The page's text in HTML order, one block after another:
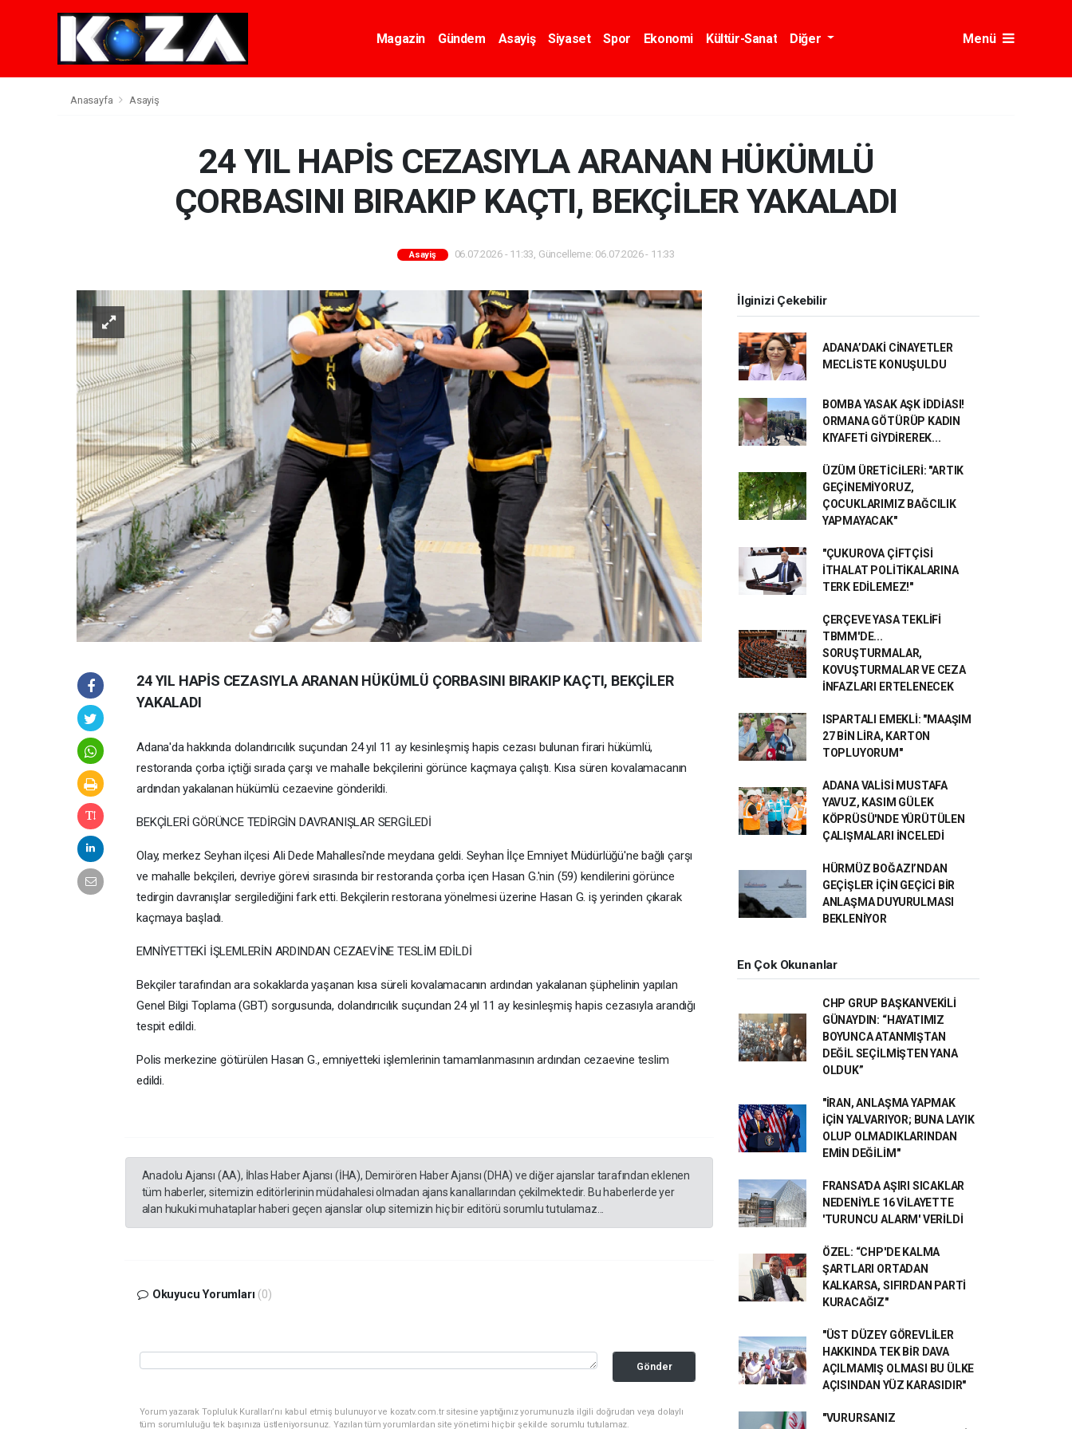
Magazin Gündem Asayiş Siyaset Spor Ekonomi Kültür-Sanat Diğer Menü
Anasayfa Asayiş
24 YIL HAPİS CEZASIYLA ARANAN HÜKÜMLÜ
ÇORBASINI BIRAKIP KAÇTI, BEKÇİLER YAKALADI
Asayiş 06.07.2026 - 11:33, Güncelleme: 06.07.2026 - 11:33
24 YIL HAPİS CEZASIYLA ARANAN HÜKÜMLÜ ÇORBASINI BIRAKIP KAÇTI, BEKÇİLER
YAKALADI
Adana'da hakkında dolandırıcılık suçundan 24 yıl 11 ay kesinleşmiş hapis cezası bulunan firari hükümlü,
restoranda çorba içtiği sırada çarşı ve mahalle bekçilerini görünce kaçmaya çalıştı. Kısa süren kovalamacanın
ardından yakalanan hükümlü cezaevine gönderildi.
BEKÇİLERİ GÖRÜNCE TEDİRGİN DAVRANIŞLAR SERGİLEDİ
Olay, merkez Seyhan ilçesi Ali Dede Mahallesi'nde meydana geldi. Seyhan İlçe Emniyet Müdürlüğü'ne bağlı çarşı
ve mahalle bekçileri, devriye görevi sırasında bir restoranda çorba içen Hasan G.'nin (59) kendilerini görünce
tedirgin davranışlar sergilediğini fark etti. Bekçilerin restorana yönelmesi üzerine Hasan G. iş yerinden çıkarak
kaçmaya başladı.
EMNİYETTEKİ İŞLEMLERİN ARDINDAN CEZAEVİNE TESLİM EDİLDİ
Bekçiler tarafından ara sokaklarda yaşanan kısa süreli kovalamacanın ardından yakalanan şüphelinin yapılan
Genel Bilgi Toplama (GBT) sorgusunda, dolandırıcılık suçundan 24 yıl 11 ay kesinleşmiş hapis cezasıyla arandığı
tespit edildi.
Polis merkezine götürülen Hasan G., emniyetteki işlemlerinin tamamlanmasının ardından cezaevine teslim
edildi.
Anadolu Ajansı (AA), İhlas Haber Ajansı (İHA), Demirören Haber Ajansı (DHA) ve diğer ajanslar tarafından eklenen
tüm haberler, sitemizin editörlerinin müdahalesi olmadan ajans kanallarından çekilmektedir. Bu haberlerde yer
alan hukuki muhataplar haberi geçen ajanslar olup sitemizin hiç bir editörü sorumlu tutulamaz...
Okuyucu Yorumları (0)
Gönder
Yorum yazarak Topluluk Kuralları’nı kabul etmiş bulunuyor ve kozatv.com.tr sitesine yaptığınız yorumunuzla ilgili doğrudan veya dolaylı
tüm sorumluluğu tek başınıza üstleniyorsunuz. Yazılan tüm yorumlardan site yönetimi hiçbir şekilde sorumlu tutulamaz.
İlginizi Çekebilir
ADANA’DAKİ CİNAYETLER
MECLİSTE KONUŞULDU
BOMBA YASAK AŞK İDDİASI!
ORMANA GÖTÜRÜP KADIN
KIYAFETİ GİYDİREREK...
ÜZÜM ÜRETİCİLERİ: "ARTIK
GEÇİNEMİYORUZ,
ÇOCUKLARIMIZ BAĞCILIK
YAPMAYACAK"
"ÇUKUROVA ÇİFTÇİSİ
İTHALAT POLİTİKALARINA
TERK EDİLEMEZ!"
ÇERÇEVE YASA TEKLİFİ
TBMM'DE...
SORUŞTURMALAR,
KOVUŞTURMALAR VE CEZA
İNFAZLARI ERTELENECEK
ISPARTALI EMEKLİ: "MAAŞIM
27 BİN LİRA, KARTON
TOPLUYORUM"
ADANA VALİSİ MUSTAFA
YAVUZ, KASIM GÜLEK
KÖPRÜSÜ'NDE YÜRÜTÜLEN
ÇALIŞMALARI İNCELEDİ
HÜRMÜZ BOĞAZI’NDAN
GEÇİŞLER İÇİN GEÇİCİ BİR
ANLAŞMA DUYURULMASI
BEKLENİYOR
En Çok Okunanlar
CHP GRUP BAŞKANVEKİLİ
GÜNAYDIN: “HAYATIMIZ
BOYUNCA ATANMIŞTAN
DEĞİL SEÇİLMİŞTEN YANA
OLDUK”
"İRAN, ANLAŞMA YAPMAK
İÇİN YALVARIYOR; BUNA LAYIK
OLUP OLMADIKLARINDAN
EMİN DEĞİLİM"
FRANSA'DA AŞIRI SICAKLAR
NEDENİYLE 16 VİLAYETTE
'TURUNCU ALARM' VERİLDİ
ÖZEL: “CHP'DE KALMA
ŞARTLARI ORTADAN
KALKARSA, SIFIRDAN PARTİ
KURACAĞIZ"
"ÜST DÜZEY GÖREVLİLER
HAKKINDA TEK BİR DAVA
AÇILMAMIŞ OLMASI BU ÜLKE
AÇISINDAN YÜZ KARASIDIR"
"VURURSANIZ